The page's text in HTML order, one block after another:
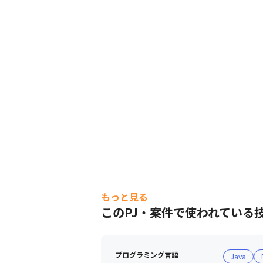
もっと見る
このPJ・案件で使われている
プログラミング言語 Java